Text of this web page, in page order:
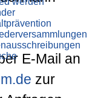
E-Mail an
zur